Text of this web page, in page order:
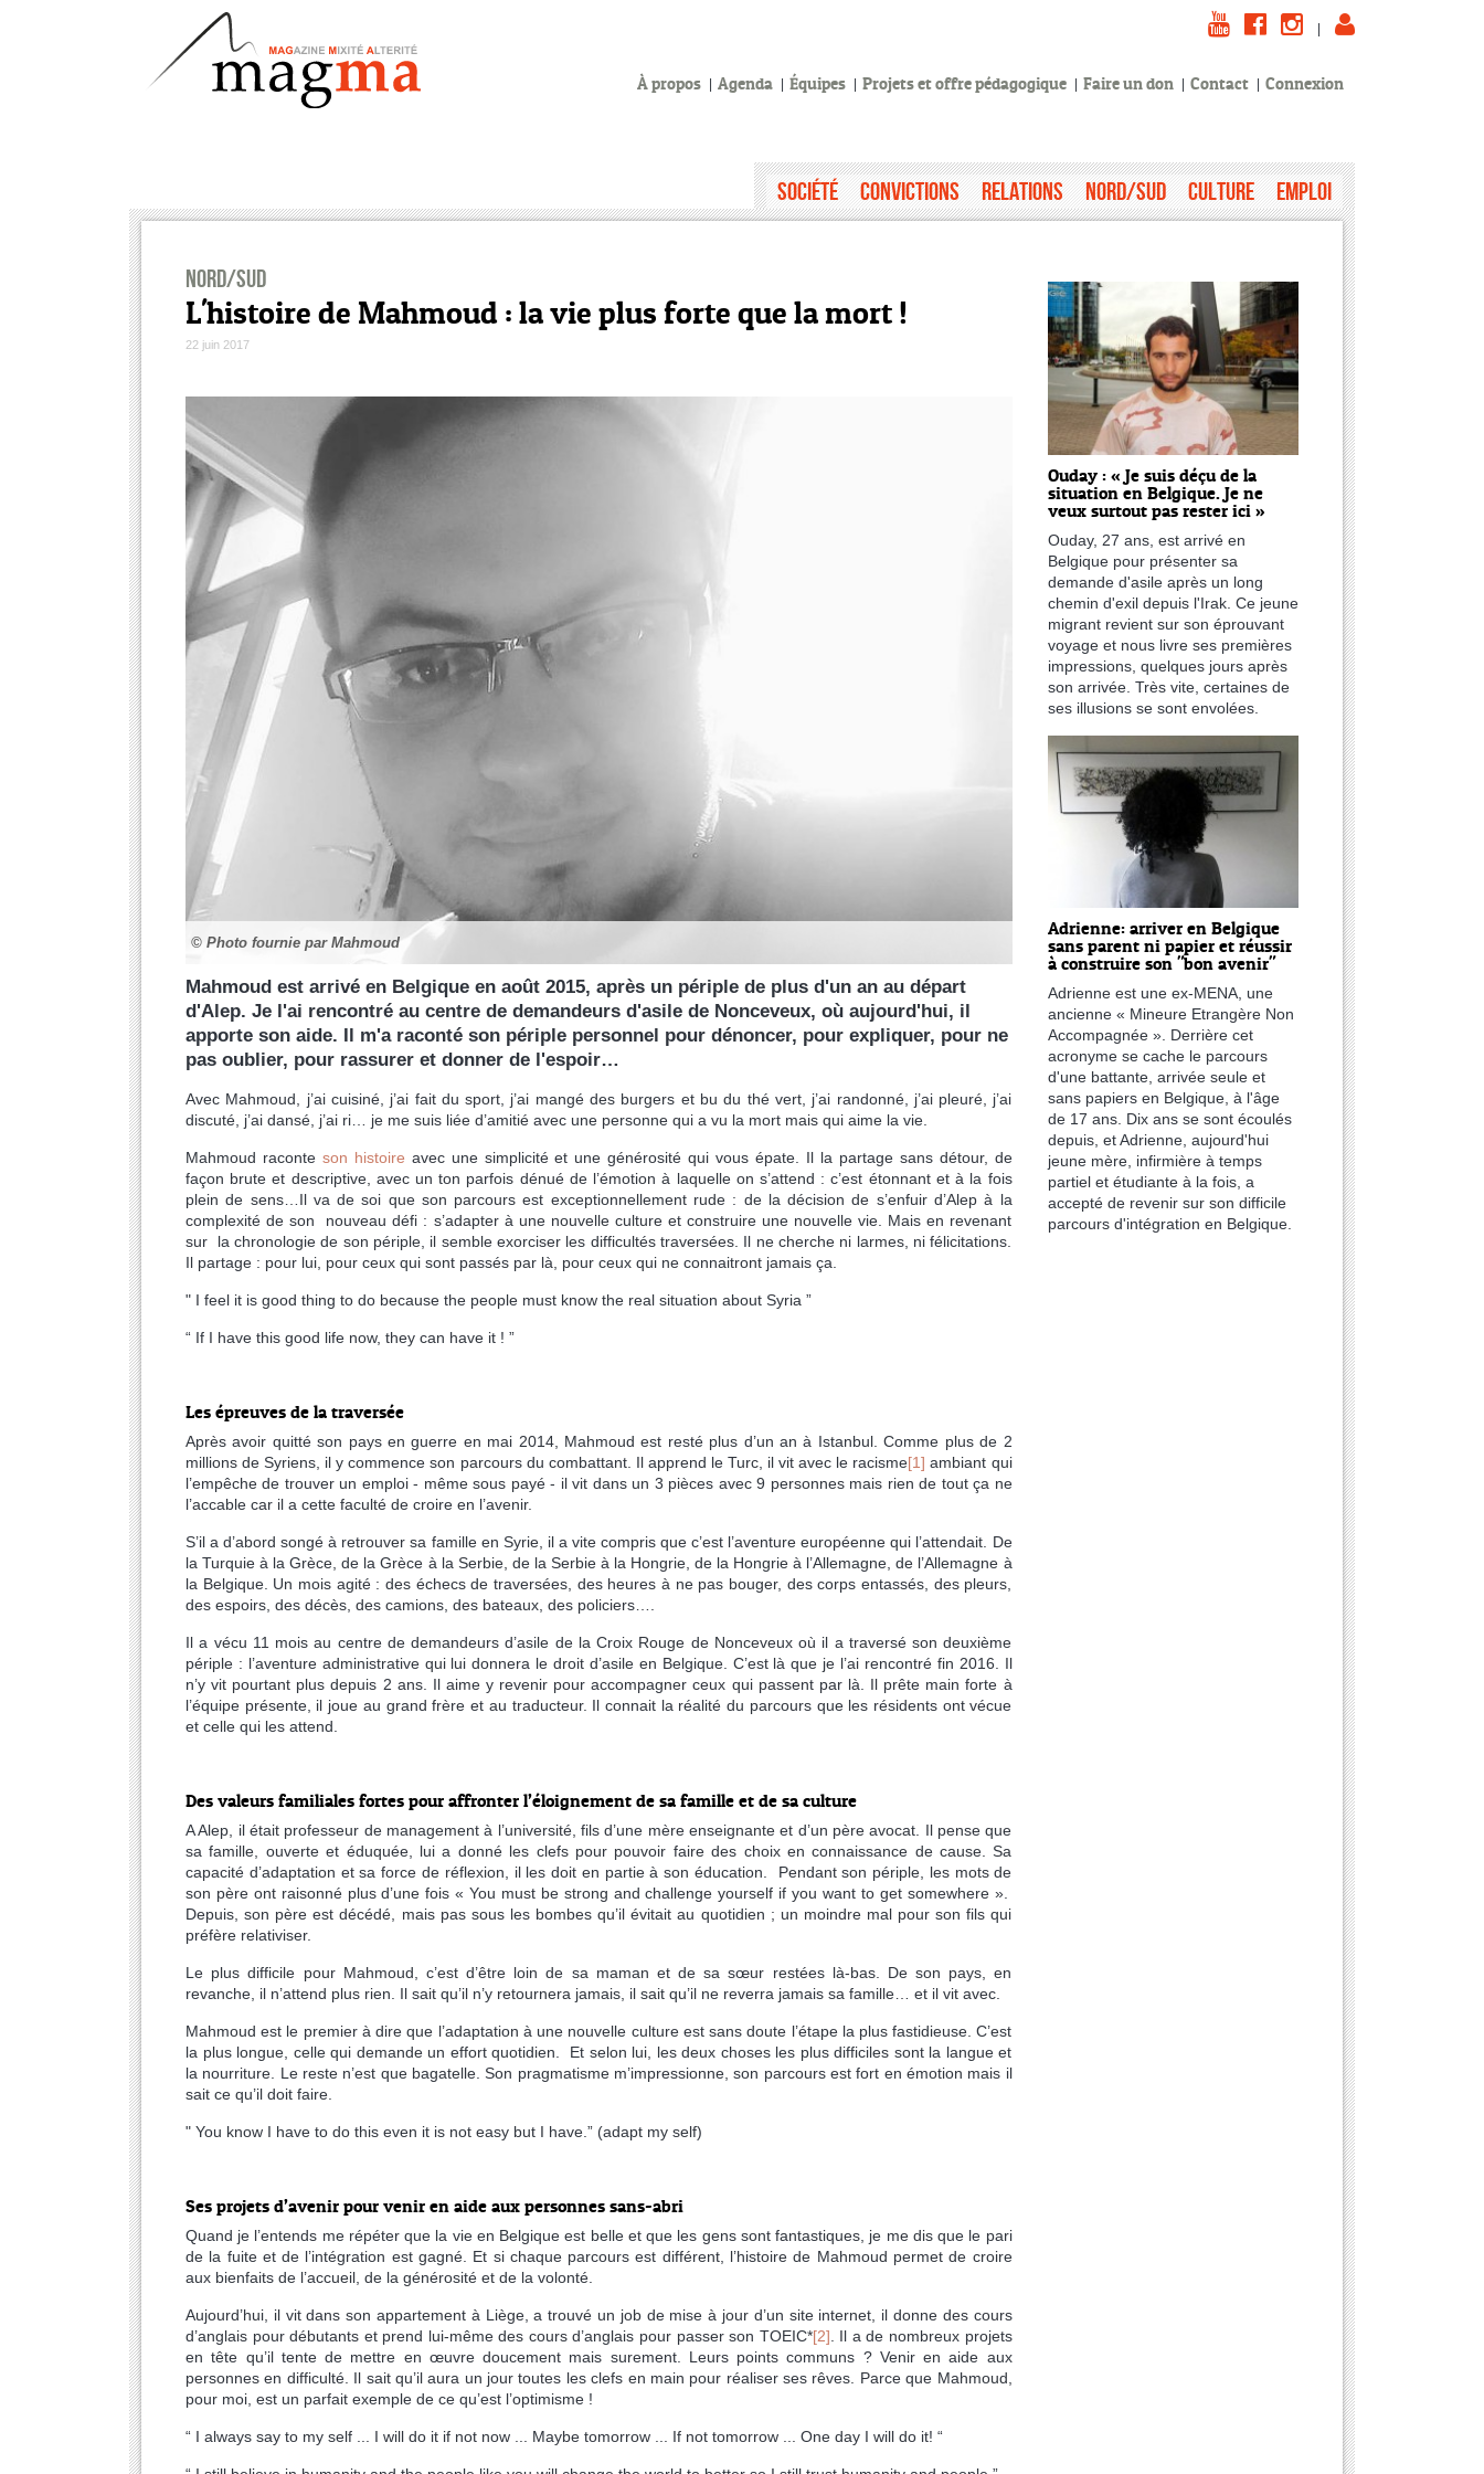
Société Convictions Relations Nord/Sud Culture Emploi
À propos Agenda Équipes Projets et offre pédagogique Faire un don Contact Connexion
Nord/Sud
L'histoire de Mahmoud : la vie plus forte que la mort !
22 juin 2017
© Photo fournie par Mahmoud
Mahmoud est arrivé en Belgique en août 2015, après un périple de plus d'un an au départ
d'Alep. Je l'ai rencontré au centre de demandeurs d'asile de Nonceveux, où aujourd'hui, il
apporte son aide. Il m'a raconté son périple personnel pour dénoncer, pour expliquer, pour ne
pas oublier, pour rassurer et donner de l'espoir…
Avec Mahmoud, j’ai cuisiné, j’ai fait du sport, j’ai mangé des burgers et bu du thé vert, j’ai randonné, j’ai pleuré, j’ai
discuté, j’ai dansé, j’ai ri… je me suis liée d’amitié avec une personne qui a vu la mort mais qui aime la vie.
Mahmoud raconte son histoire avec une simplicité et une générosité qui vous épate. Il la partage sans détour, de
façon brute et descriptive, avec un ton parfois dénué de l’émotion à laquelle on s’attend : c’est étonnant et à la fois
plein de sens…Il va de soi que son parcours est exceptionnellement rude : de la décision de s’enfuir d’Alep à la
complexité de son nouveau défi : s’adapter à une nouvelle culture et construire une nouvelle vie. Mais en revenant
sur la chronologie de son périple, il semble exorciser les difficultés traversées. Il ne cherche ni larmes, ni félicitations.
Il partage : pour lui, pour ceux qui sont passés par là, pour ceux qui ne connaitront jamais ça.
" I feel it is good thing to do because the people must know the real situation about Syria ”
“ If I have this good life now, they can have it ! ”
Les épreuves de la traversée
Après avoir quitté son pays en guerre en mai 2014, Mahmoud est resté plus d’un an à Istanbul. Comme plus de 2
millions de Syriens, il y commence son parcours du combattant. Il apprend le Turc, il vit avec le racisme[1] ambiant qui
l’empêche de trouver un emploi - même sous payé - il vit dans un 3 pièces avec 9 personnes mais rien de tout ça ne
l’accable car il a cette faculté de croire en l’avenir.
S’il a d’abord songé à retrouver sa famille en Syrie, il a vite compris que c’est l’aventure européenne qui l’attendait. De
la Turquie à la Grèce, de la Grèce à la Serbie, de la Serbie à la Hongrie, de la Hongrie à l’Allemagne, de l’Allemagne à
la Belgique. Un mois agité : des échecs de traversées, des heures à ne pas bouger, des corps entassés, des pleurs,
des espoirs, des décès, des camions, des bateaux, des policiers….
Il a vécu 11 mois au centre de demandeurs d’asile de la Croix Rouge de Nonceveux où il a traversé son deuxième
périple : l’aventure administrative qui lui donnera le droit d’asile en Belgique. C’est là que je l’ai rencontré fin 2016. Il
n’y vit pourtant plus depuis 2 ans. Il aime y revenir pour accompagner ceux qui passent par là. Il prête main forte à
l’équipe présente, il joue au grand frère et au traducteur. Il connait la réalité du parcours que les résidents ont vécue
et celle qui les attend.
Des valeurs familiales fortes pour affronter l’éloignement de sa famille et de sa culture
A Alep, il était professeur de management à l’université, fils d’une mère enseignante et d’un père avocat. Il pense que
sa famille, ouverte et éduquée, lui a donné les clefs pour pouvoir faire des choix en connaissance de cause. Sa
capacité d’adaptation et sa force de réflexion, il les doit en partie à son éducation. Pendant son périple, les mots de
son père ont raisonné plus d’une fois « You must be strong and challenge yourself if you want to get somewhere ».
Depuis, son père est décédé, mais pas sous les bombes qu’il évitait au quotidien ; un moindre mal pour son fils qui
préfère relativiser.
Le plus difficile pour Mahmoud, c’est d’être loin de sa maman et de sa sœur restées là-bas. De son pays, en
revanche, il n’attend plus rien. Il sait qu’il n’y retournera jamais, il sait qu’il ne reverra jamais sa famille… et il vit avec.
Mahmoud est le premier à dire que l’adaptation à une nouvelle culture est sans doute l’étape la plus fastidieuse. C’est
la plus longue, celle qui demande un effort quotidien. Et selon lui, les deux choses les plus difficiles sont la langue et
la nourriture. Le reste n’est que bagatelle. Son pragmatisme m’impressionne, son parcours est fort en émotion mais il
sait ce qu’il doit faire.
" You know I have to do this even it is not easy but I have.” (adapt my self)
Ses projets d’avenir pour venir en aide aux personnes sans-abri
Quand je l’entends me répéter que la vie en Belgique est belle et que les gens sont fantastiques, je me dis que le pari
de la fuite et de l’intégration est gagné. Et si chaque parcours est différent, l’histoire de Mahmoud permet de croire
aux bienfaits de l’accueil, de la générosité et de la volonté.
Aujourd’hui, il vit dans son appartement à Liège, a trouvé un job de mise à jour d’un site internet, il donne des cours
d’anglais pour débutants et prend lui-même des cours d’anglais pour passer son TOEIC*[2] . Il a de nombreux projets
en tête qu’il tente de mettre en œuvre doucement mais surement. Leurs points communs ? Venir en aide aux
personnes en difficulté. Il sait qu’il aura un jour toutes les clefs en main pour réaliser ses rêves. Parce que Mahmoud,
pour moi, est un parfait exemple de ce qu’est l’optimisme !
“ I always say to my self ... I will do it if not now ... Maybe tomorrow ... If not tomorrow ... One day I will do it! “
Ouday : « Je suis déçu de la
situation en Belgique. Je ne
veux surtout pas rester ici »
Ouday, 27 ans, est arrivé en
Belgique pour présenter sa
demande d'asile après un long
chemin d'exil depuis l'Irak. Ce jeune
migrant revient sur son éprouvant
voyage et nous livre ses premières
impressions, quelques jours après
son arrivée. Très vite, certaines de
ses illusions se sont envolées.
Adrienne: arriver en Belgique
sans parent ni papier et réussir
à construire son "bon avenir"
Adrienne est une ex-MENA, une
ancienne « Mineure Etrangère Non
Accompagnée ». Derrière cet
acronyme se cache le parcours
d'une battante, arrivée seule et
sans papiers en Belgique, à l'âge
de 17 ans. Dix ans se sont écoulés
depuis, et Adrienne, aujourd'hui
jeune mère, infirmière à temps
partiel et étudiante à la fois, a
accepté de revenir sur son difficile
parcours d'intégration en Belgique.